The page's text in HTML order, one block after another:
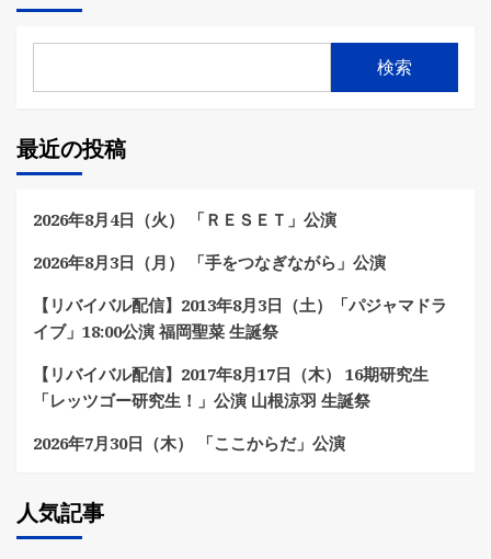
検索
最近の投稿
2026年8月4日（火） 「ＲＥＳＥＴ」公演
2026年8月3日（月） 「手をつなぎながら」公演
【リバイバル配信】2013年8月3日（土）「パジャマドラ
イブ」18:00公演 福岡聖菜 生誕祭
【リバイバル配信】2017年8月17日（木） 16期研究生
「レッツゴー研究生！」公演 山根涼羽 生誕祭
2026年7月30日（木） 「ここからだ」公演
人気記事